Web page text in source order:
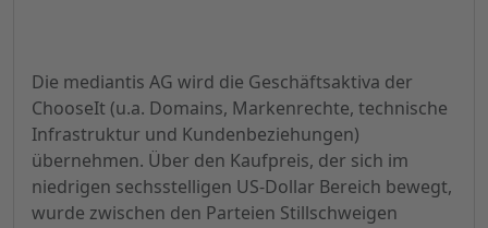
Die mediantis AG wird die Geschäftsaktiva der
ChooseIt (u.a. Domains, Markenrechte, technische
Infrastruktur und Kundenbeziehungen)
übernehmen. Über den Kaufpreis, der sich im
niedrigen sechsstelligen US-Dollar Bereich bewegt,
wurde zwischen den Parteien Stillschweigen